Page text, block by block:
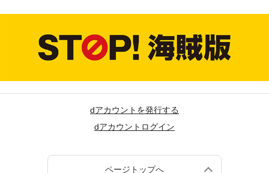
dアカウントを発行する
dアカウントログイン
ページトップへ